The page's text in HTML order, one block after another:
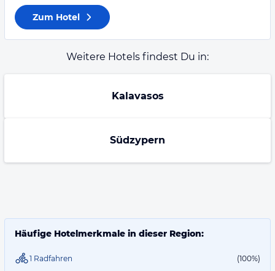
Zum Hotel
Weitere Hotels findest Du in:
Kalavasos
Südzypern
Häufige Hotelmerkmale in dieser Region:
1 Radfahren (100%)